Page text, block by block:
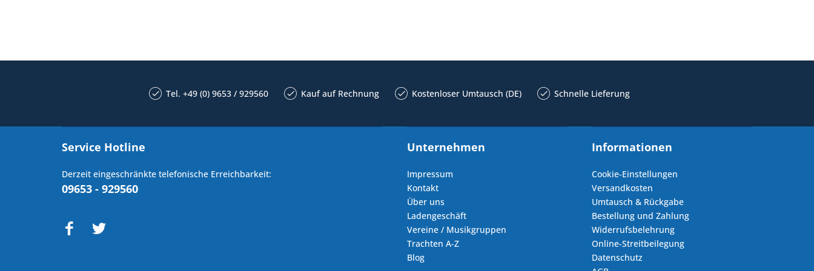
Tel. +49 (0) 9653 / 929560 Kauf auf Rechnung Kostenloser Umtausch (DE) Schnelle Lieferung
Service Hotline
Derzeit eingeschränkte telefonische Erreichbarkeit:
09653 - 929560
Unternehmen
Impressum
Kontakt
Über uns
Ladengeschäft
Vereine / Musikgruppen
Trachten A-Z
Blog
Informationen
Cookie-Einstellungen
Versandkosten
Umtausch & Rückgabe
Bestellung und Zahlung
Widerrufsbelehrung
Online-Streitbeilegung
Datenschutz